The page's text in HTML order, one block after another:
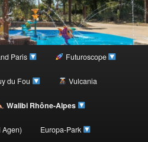
Paris Futuroscope
du Fou Vulcania
Walibi Rhône-Alpes
Agen) Europa-Park